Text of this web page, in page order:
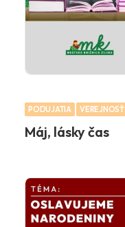
PODUJATIA VEREJNOSŤ
Máj, lásky čas